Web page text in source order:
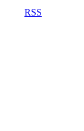
RSS